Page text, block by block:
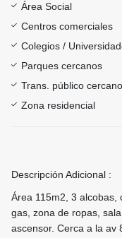
Área Social
Centros comerciales
Colegios /
Parques cercanos
Trans. público cercano
Zona residencial
Descripción Adicional :
Área 115m2, 3 alcobas,
gas, zona de ropas,
ascensor. Cerca a la av